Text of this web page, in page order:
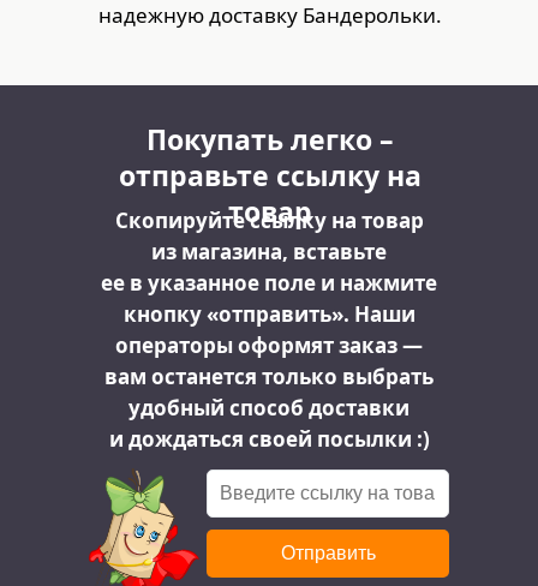
надежную доставку Бандерольки.
Скопируйте ссылку на товар
из магазина, вставьте
ее в указанное поле и нажмите
кнопку «отправить». Наши
операторы оформят заказ —
вам останется только выбрать
удобный способ доставки
и дождаться своей посылки :)
Отправить
Покупать легко –
отправьте ссылку на
товар